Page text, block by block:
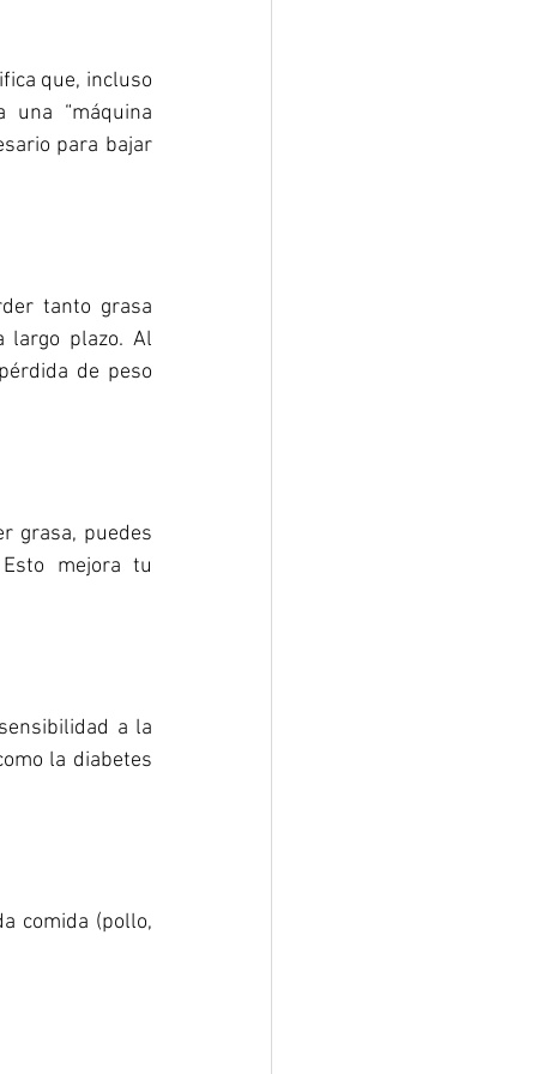
que, incluso
“máquina
para bajar
tanto grasa
largo plazo. Al
de peso
grasa, puedes
mejora tu
a la
la diabetes